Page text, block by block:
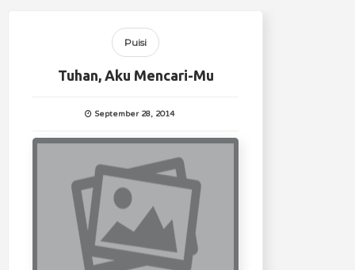
Puisi
Tuhan, Aku Mencari-Mu
September 28, 2014